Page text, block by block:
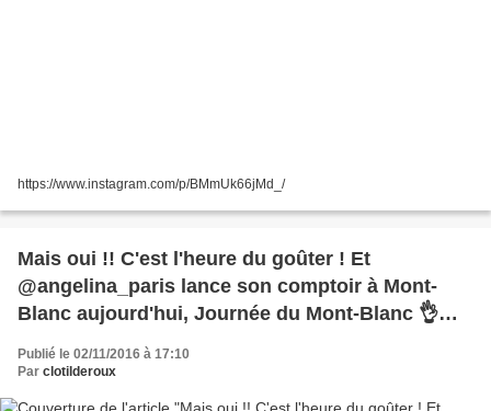
https://www.instagram.com/p/BMmUk66jMd_/
Mais oui !! C'est l'heure du goûter ! Et
@angelina_paris lance son comptoir à Mont-
Blanc aujourd'hui, Journée du Mont-Blanc 👌
#montblanc #gourmandise #instafood
#instagood #instamoment #gateau #patisserie
Publié le 02/11/2016 à 17:10
Par clotilderoux